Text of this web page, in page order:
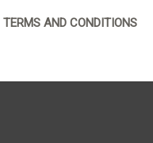
TERMS AND CONDITIONS